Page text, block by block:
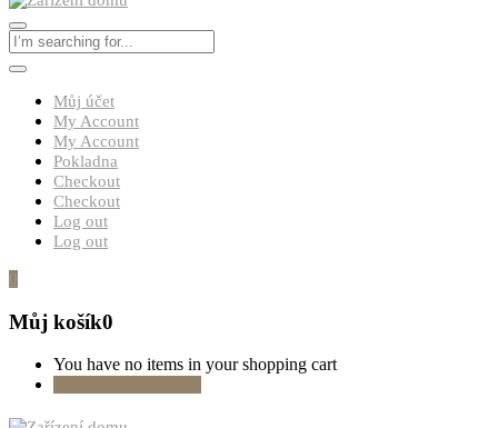
Můj účet
My Account
My Account
Pokladna
Checkout
Checkout
Log out
Log out
0
Můj košík0
You have no items in your shopping cart